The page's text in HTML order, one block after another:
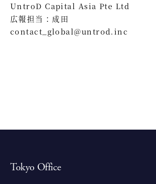
UntroD Capital Asia Pte Ltd
広報担当：成田
contact_global@untrod.inc
Tokyo Office